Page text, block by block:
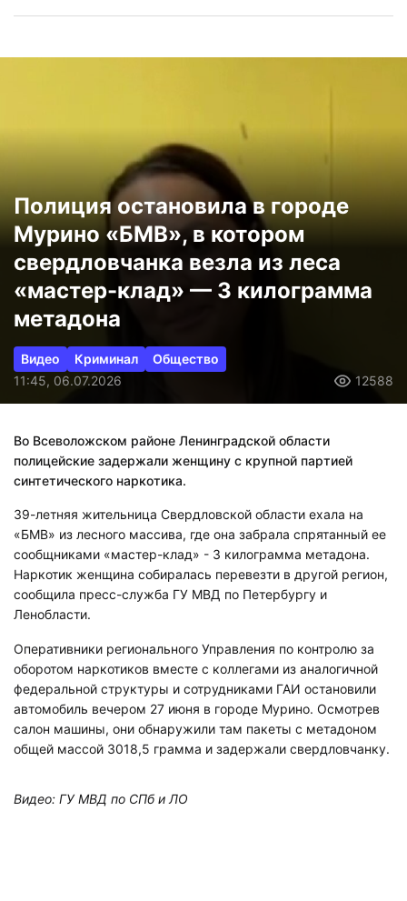
Полиция остановила в городе
Мурино «БМВ», в котором
свердловчанка везла из леса
«мастер-клад» — 3 килограмма
метадона
Видео Криминал
Общество
11:45, 06.07.2026
12588
Во Всеволожском районе Ленинградской области
полицейские задержали женщину с крупной партией
синтетического наркотика.
39-летняя жительница Свердловской области ехала на
«БМВ» из лесного массива, где она забрала спрятанный ее
сообщниками «мастер-клад» - 3 килограмма метадона.
Наркотик женщина собиралась перевезти в другой регион,
сообщила пресс-служба ГУ МВД по Петербургу и
Ленобласти.
Оперативники регионального Управления по контролю за
оборотом наркотиков вместе с коллегами из аналогичной
федеральной структуры и сотрудниками ГАИ остановили
автомобиль вечером 27 июня в городе Мурино. Осмотрев
салон машины, они обнаружили там пакеты с метадоном
общей массой 3018,5 грамма и задержали свердловчанку.
Видео: ГУ МВД по СПб и ЛО